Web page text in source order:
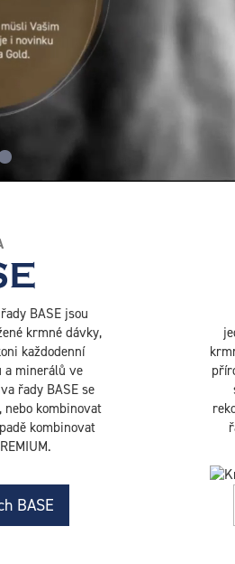
BASE jsou
krmné dávky,
každodenní
minerálů ve
řady BASE se
nebo kombinovat
kombinovat
BASE